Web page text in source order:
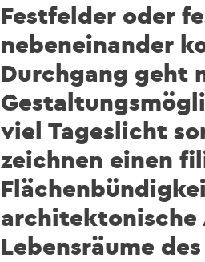
Festfelder oder
nebeneinander
Durchgang geht
viel Tageslicht
zeichnen einen
architektonische
Lebensräume